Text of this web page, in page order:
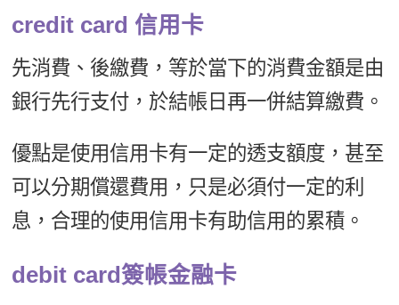
credit card 信用卡
先消費、後繳費，等於當下的消費金額是由
銀行先行支付，於結帳日再一併結算繳費。
優點是使用信用卡有一定的透支額度，甚至
可以分期償還費用，只是必須付一定的利
息，合理的使用信用卡有助信用的累積。
debit card簽帳金融卡